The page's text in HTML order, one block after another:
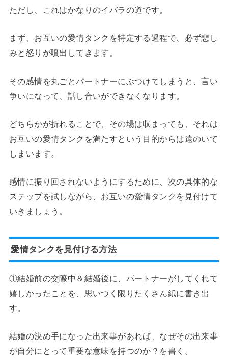
ただし、これはかなりのイバラの道です。
まず、お互いの愛情タンクを特定する過程で、必ず悲し
みと怒りが噴出してきます。
その感情を丸ごとパートナーにぶつけてしまうと、言い
争いになって、話し合いができなくなります。
どちらかが折れることで、その場は収まっても、それは
お互いの愛情タンクを満たすという目的からは遠のいて
しまいます。
感情に振り回されないようにするために、次の具体的な
ステップを試しながら、お互いの愛情タンクを見付けて
いきましょう。
愛情タンクを見付ける方法
①結婚前の交際中＆結婚後に、パートナーがしてくれて
嬉しかったことを、思いつく限りたくさん紙に書き出
す。
結婚の決め手になった出来事があれば、なぜその出来事
が自分にとって重要な意味を持つのか？を書く。